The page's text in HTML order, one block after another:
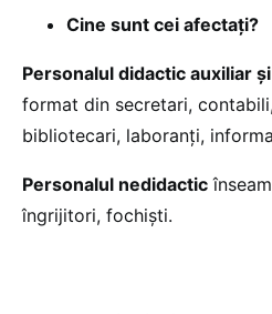
Cine sunt cei afectați?
Personalul didactic auxiliar
format din secretari,
bibliotecari, laboranți,
Personalul nedidactic
îngrijitori, fochiști.